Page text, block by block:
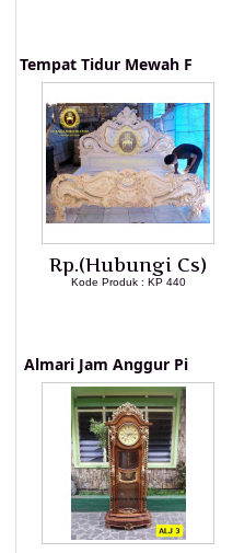
Tempat Tidur Mewah F
Rp.(Hubungi Cs)
Kode Produk : KP 440
Almari Jam Anggur Pi